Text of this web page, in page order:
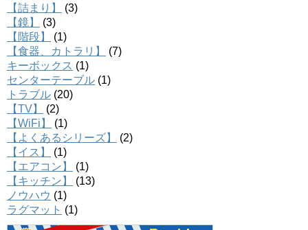
【詰まり】
(3)
【鏡】
(3)
【階段】
(1)
【食器、カトラリ】
(7)
キーボックス (1)
センターテーブル (1)
トラブル (20)
【TV】
(2)
【WiFi】
(1)
【よくあるシリーズ】
(2)
【イス】
(1)
【エアコン】
(1)
【キッチン】
(13)
ノウハウ (1)
ラグマット (1)